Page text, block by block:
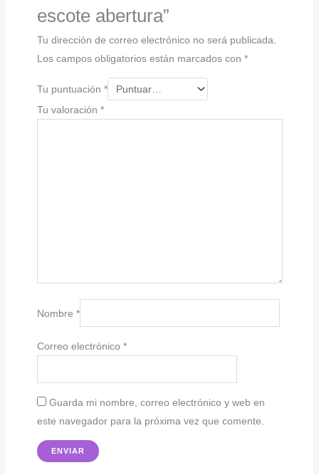
escote abertura”
Tu dirección de correo electrónico no será publicada.
Los campos obligatorios están marcados con *
Tu puntuación *
Tu valoración *
Nombre *
Correo electrónico *
Guarda mi nombre, correo electrónico y web en
este navegador para la próxima vez que comente.